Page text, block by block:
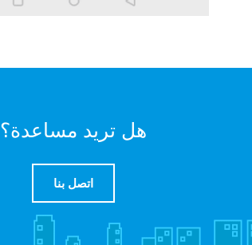
هل تريد مساعدة؟
اتصل بنا